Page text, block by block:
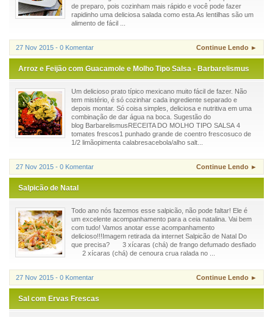
de preparo, pois cozinham mais rápido e você pode fazer
rapidinho uma deliciosa salada como esta.As lentilhas são um
alimento de fácil ...
27 Nov 2015 - 0 Komentar Continue Lendo ►
Arroz e Feijão com Guacamole e Molho Tipo Salsa - Barbarelismus
Um delicioso prato típico mexicano muito fácil de fazer. Não
tem mistério, é só cozinhar cada ingrediente separado e
depois montar. Só coisa simples, deliciosa e nutritiva em uma
combinação de dar água na boca. Sugestão do
blog BarbarelismusRECEITA DO MOLHO TIPO SALSA 4
tomates frescos1 punhado grande de coentro frescosuco de
1/2 limãopimenta calabresacebola/alho salt...
27 Nov 2015 - 0 Komentar Continue Lendo ►
Salpicão de Natal
Todo ano nós fazemos esse salpicão, não pode faltar! Ele é
um excelente acompanhamento para a ceia natalina. Vai bem
com tudo! Vamos anotar esse acompanhamento
delicioso!!!Imagem retirada da internet Salpicão de Natal Do
que precisa? 3 xícaras (chá) de frango defumado desfiado
2 xícaras (chá) de cenoura crua ralada no ...
27 Nov 2015 - 0 Komentar Continue Lendo ►
Sal com Ervas Frescas